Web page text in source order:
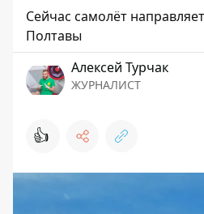
Сейчас самолёт
Полтавы
Алексей Турчак
ЖУРНАЛИСТ
👍